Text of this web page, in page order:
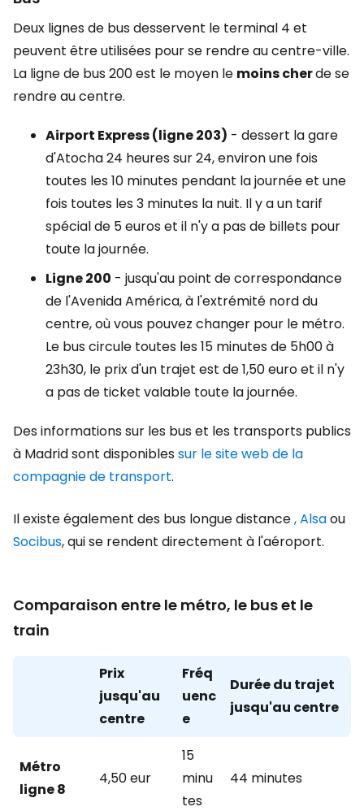
Deux lignes de bus desservent le terminal 4 et
peuvent être utilisées pour se rendre au centre-ville.
La ligne de bus 200 est le moyen le moins cherde se
rendre au centre.
Airport Express (ligne 203) - dessert la gare
d'Atocha 24 heures sur 24, environ une fois
toutes les 10 minutes pendant la journée et une
fois toutes les 3 minutes la nuit. Il y a un tarif
spécial de 5 euros et il n'y a pas de billets pour
toute la journée.
Ligne 200 - jusqu'au point de correspondance
de l'Avenida América, à l'extrémité nord du
centre, où vous pouvez changer pour le métro.
Le bus circule toutes les 15 minutes de 5h00 à
23h30, le prix d'un trajet est de 1,50 euro et il n'y
a pas de ticket valable toute la journée.
Des informations sur les bus et les transports publics
à Madrid sont disponiblessur le site web de la
compagnie de transport.
Il existe également des bus longue distance, Alsaou
Socibus, qui se rendent directement à l'aéroport.
Comparaison entre le métro, le bus et le
train
Prix
jusqu'au
centre
Fréq
uenc
e
Durée du trajet
jusqu'au centre
Métro
ligne 8
4,50 eur
15
minu
tes
44 minutes